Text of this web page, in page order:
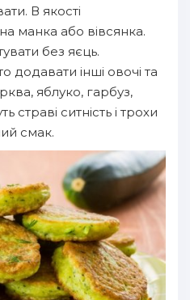
В якості
манка або вівсянка.
без яєць.
додавати інші овочі та
яблуко, гарбуз,
страві ситність і трохи
смак.